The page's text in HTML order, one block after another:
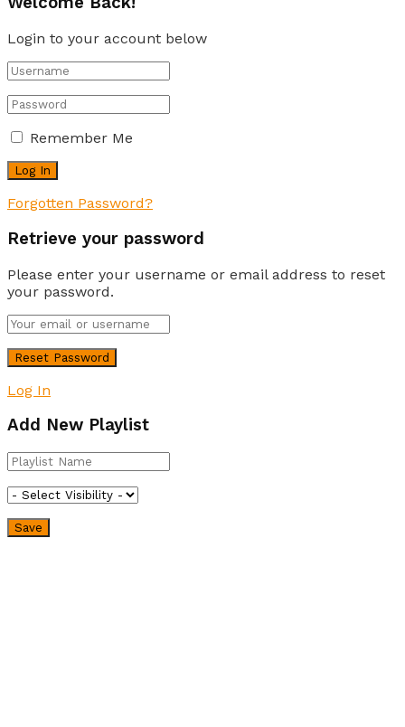
Login to your account below
Remember Me
Forgotten Password?
Retrieve your password
Please enter your username or email address to reset
your password.
Log In
Add New Playlist